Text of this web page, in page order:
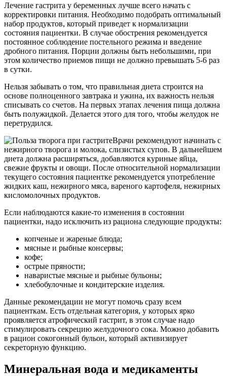
Лечение гастрита у беременных лучше всего начать с
корректировки питания. Необходимо подобрать оптимальный
набор продуктов, который приведет к нормализации
состояния пациентки. В случае обострения рекомендуется
постоянное соблюдение постельного режима и введение
дробного питания. Порции должны быть небольшими, при
этом количество приемов пищи не должно превышать 5-6 раз
в сутки.
Нельзя забывать о том, что правильная диета строится на
основе полноценного завтрака и ужина, их важность нельзя
списывать со счетов. На первых этапах лечения пища должна
быть полужидкой. Делается этого для того, чтобы желудок не
перетрудился.
Врачи рекомендуют начинать с
нежирного творога и молока, слизистых супов. В дальнейшем
диета должна расширяться, добавляются куриные яйца,
свежие фрукты и овощи. После относительной нормализации
текущего состояния пациентке рекомендуется употребление
жидких каш, нежирного мяса, вареного картофеля, нежирных
кисломолочных продуктов.
Если наблюдаются какие-то изменения в состоянии
пациентки, надо исключить из рациона следующие продукты:
копченые и жареные блюда;
мясные и рыбные консервы;
кофе;
острые пряности;
наваристые мясные и рыбные бульоны;
хлебобулочные и кондитерские изделия.
Данные рекомендации не могут помочь сразу всем
пациенткам. Есть отдельная категория, у которых ярко
проявляется атрофический гастрит, в этом случае надо
стимулировать секрецию желудочного сока. Можно добавить
в рацион сокогонный бульон, который активизирует
секреторную функцию.
Минеральная вода и медикаменты